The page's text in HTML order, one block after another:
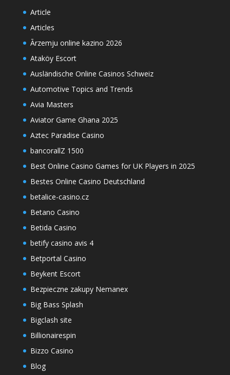
Article
Articles
Ārzemju online kazino 2026
Ataköy Escort
Ausländische Online Casinos Schweiz
Automotive Topics and Trends
Avia Masters
Aviator Game Ghana 2025
Aztec Paradise Casino
bancorallZ 1500
Best Online Casino Games for UK Players in 2025
Bestes Online Casino Deutschland
betalice-casino.cz
Betano Casino
Betida Casino
betify casino avis 4
Betportal Casino
Beykent Escort
Bezpieczne zakupy Nemanex
Big Bass Splash
Bigclash site
Billionairespin
Bizzo Casino
Blog